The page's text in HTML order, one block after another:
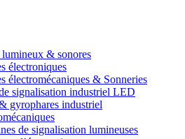
lumineux & sonores
électroniques
électromécaniques & Sonneries
signalisation industriel LED
gyrophares industriel
de signalisation lumineuses